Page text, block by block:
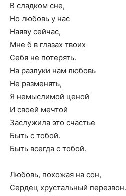
В сладком сне,
Но любовь у нас
Наяву сейчас,
Мне б в глазах твоих
Себя не потерять.
На разлуки нам любовь
Не разменять,
Я немыслимой ценой
И своей мечтой
Заслужила это счастье
Быть с тобой.
Быть всегда с тобой.
Любовь, похожая на сон,
Сердец хрустальный перезвон.